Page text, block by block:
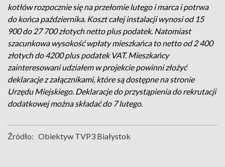
kotłów rozpocznie się na przełomie lutego i marca i potrwa
do końca października. Koszt całej instalacji wynosi od 15
900 do 27 700 złotych netto plus podatek. Natomiast
szacunkowa wysokość wpłaty mieszkańca to netto od 2 400
złotych do 4200 plus podatek VAT. Mieszkańcy
zainteresowani udziałem w projekcie powinni złożyć
deklaracje z załącznikami, które są dostępne na stronie
Urzędu Miejskiego. Deklaracje do przystąpienia do rekrutacji
dodatkowej można składać do 7 lutego.
Źródło: Obiektyw TVP3 Białystok